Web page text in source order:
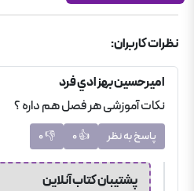
نظرات کاربران:
امیرحسینبهزادي فرد
نکات آموزشی هر فصل هم داره ؟
پاسخ به نظر 👍
0
👎
0
پشتیبانکتاب آنلاین